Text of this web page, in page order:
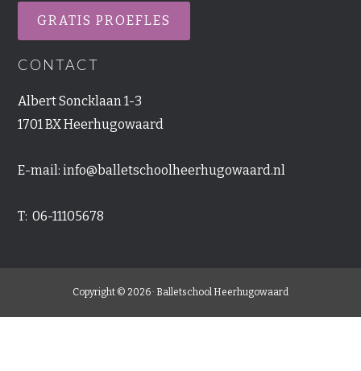
GRATIS PROEFLES
CONTACT
Albert Soncklaan 1-3
1701 BX Heerhugowaard
E-mail:info@balletschoolheerhugowaard.nl
T: 06-11105678
Copyright © 2026 · Balletschool Heerhugowaard